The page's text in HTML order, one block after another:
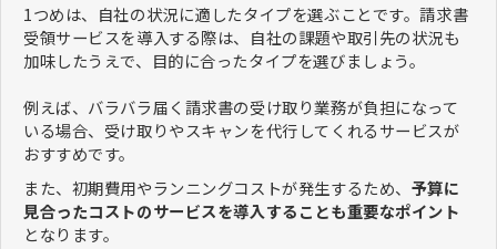
1つめは、自社の状況に適したタイプを選ぶことです。請求書
受領サービスを導入する際は、自社の課題や取引先の状況も
加味したうえで、目的に合ったタイプを選びましょう。
例えば、バラバラ届く請求書の受け取り業務が負担になって
いる場合、受け取りやスキャンを代行してくれるサービスが
おすすめです。
また、初期費用やランニングコストが発生するため、 予算に
見合ったコストのサービスを導入することも重要なポイント
となります。